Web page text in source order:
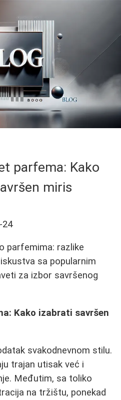
parfema: Kako
miris
24
parfemima: razlike
sa popularnim
za izbor savršenog
Kako izabrati savršen
svakodnevnom stilu.
trajan utisak već i
Međutim, sa toliko
na tržištu, ponekad